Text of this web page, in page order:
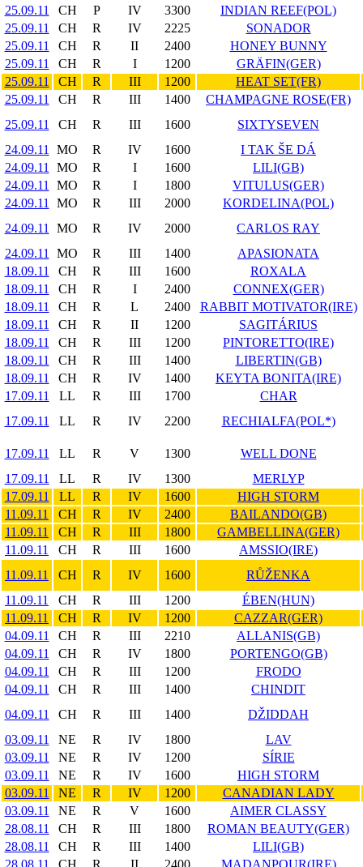
25.09.11
CH P IV 3300
INDIAN REEF(POL)
25.09.11
CH R IV 2225
SONADOR
25.09.11
CH R II 2400
HONEY BUNNY
25.09.11
CH R I 1200
GRÄFIN(GER)
25.09.11
CH R III 1200
HEAT SET(FR)
25.09.11
CH R III 1400
CHAMPAGNE ROSE(FR)
25.09.11
CH R III 1600
SIXTYSEVEN
24.09.11
MO R IV 1600
I TAK ŠE DÁ
24.09.11
MO R I 1600
LILI(GB)
24.09.11
MO R I 1800
VITULUS(GER)
24.09.11
MO R III 2000
KORDELINA(POL)
24.09.11
MO R IV 2000
CARLOS RAY
24.09.11
MO R III 1400
APASIONATA
18.09.11
CH R III 1600
ROXALA
18.09.11
CH R I 2400
CONNEX(GER)
18.09.11
CH R L 2400
RABBIT MOTIVATOR(IRE)
18.09.11
CH R II 1200
SAGITÁRIUS
18.09.11
CH R III 1200
PINTORETTO(IRE)
18.09.11
CH R III 1400
LIBERTIN(GB)
18.09.11
CH R IV 1400
KEYTA BONITA(IRE)
17.09.11
LL R III 1700
CHAR
17.09.11
LL R IV 2200 RECHIALFA(POL*)
17.09.11 LL R V 1300
WELL DONE
17.09.11
LL R IV 1300
MERLYP
17.09.11
LL R IV 1600
HIGH STORM
11.09.11
CH R IV 2400
BAILANDO(GB)
11.09.11
CH R III 1800
GAMBELLINA(GER)
11.09.11
CH R III 1600
AMSSIO(IRE)
11.09.11
CH R IV 1600
RŮŽENKA
11.09.11
CH R III 1200
ÉBEN(HUN)
11.09.11
CH R IV 1200
CAZZAR(GER)
04.09.11
CH R III 2210
ALLANIS(GB)
04.09.11
CH R IV 1800
PORTENGO(GB)
04.09.11
CH R III 1200
FRODO
04.09.11
CH R III 1400
CHINDIT
04.09.11
CH R III 1400
DŽIDDAH
03.09.11
NE R IV 1800
LAV
03.09.11
NE R IV 1200
SÍRIE
03.09.11
NE R IV 1600
HIGH STORM
03.09.11
NE R IV 1200
CANADIAN LADY
03.09.11
NE R V 1600
AIMER CLASSY
28.08.11
CH R III 1800
ROMAN BEAUTY(GER)
28.08.11
CH R III 1400
LILI(GB)
28.08.11
CH R II 2400 MADANPOUR(IRE)